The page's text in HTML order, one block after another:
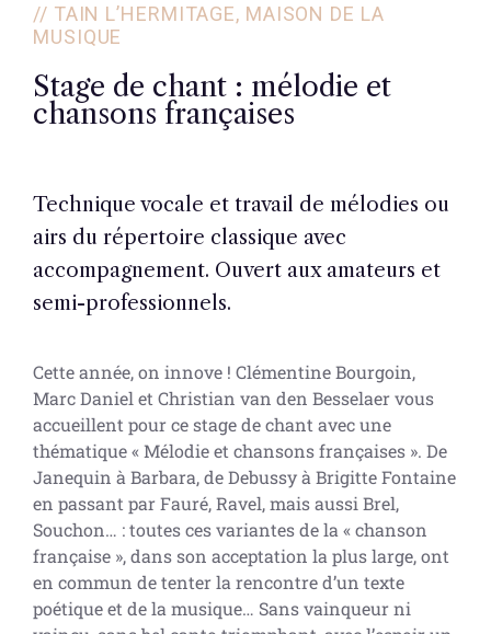
// TAIN L’HERMITAGE, MAISON DE LA
MUSIQUE
Stage de chant : mélodie et
chansons françaises
Technique vocale et travail de mélodies ou
airs du répertoire classique avec
accompagnement. Ouvert aux amateurs et
semi-professionnels.
Cette année, on innove ! Clémentine Bourgoin,
Marc Daniel et Christian van den Besselaer vous
accueillent pour ce stage de chant avec une
thématique « Mélodie et chansons françaises ». De
Janequin à Barbara, de Debussy à Brigitte Fontaine
en passant par Fauré, Ravel, mais aussi Brel,
Souchon… : toutes ces variantes de la « chanson
française », dans son acceptation la plus large, ont
en commun de tenter la rencontre d’un texte
poétique et de la musique… Sans vainqueur ni